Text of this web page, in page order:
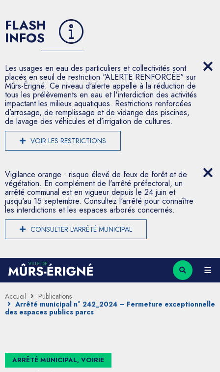
FLASH
INFOS
Les usages en eau des particuliers et collectivités sont
placés en seuil de restriction "ALERTE RENFORCÉE" sur
Mûrs-Érigné. Ce niveau d'alerte appelle à la réduction de
tous les prélèvements en eau et l'interdiction des activités
impactant les milieux aquatiques. Restrictions renforcées
d’arrosage, de remplissage et de vidange des piscines,
de lavage des véhicules et d’irrigation de cultures.
VOIR LES RESTRICTIONS
Vigilance orange : risque élevé de feux de forêt et de
végétation. En complément de l'arrêté préfectoral, un
arrêté communal est en vigueur depuis le 24 juin et
jusqu'au 15 septembre. Consultez l'arrêté pour connaître
les interdictions et les espaces arborés concernés.
CONSULTER L'ARRÊTÉ MUNICIPAL
Accueil
Publications
Arrêté municipal n° 242_2024 – Fermeture exceptionnelle
des espaces publics parcs
ARRÊTÉ MUNICIPAL, VOIRIE